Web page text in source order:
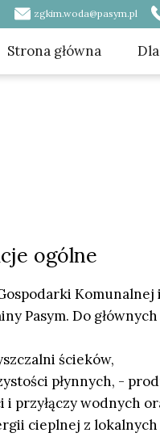
zgkim.woda@pasym.pl
Strona główna
ogólne
Komunalnej i
Pasym. Do głównych
ścieków,
płynnych, -
i przyłączy wodnych
cieplnej z lokalnych